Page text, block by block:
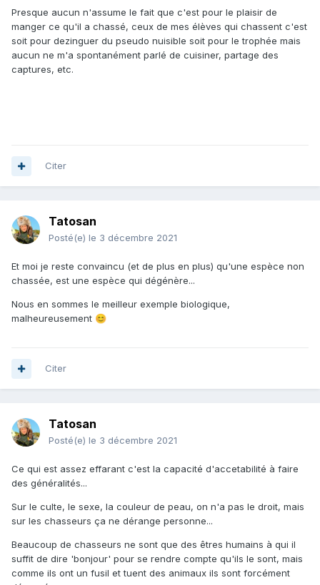
Presque aucun n'assume le fait que c'est pour le plaisir de
manger ce qu'il a chassé, ceux de mes élèves qui chassent c'est
soit pour dezinguer du pseudo nuisible soit pour le trophée mais
aucun ne m'a spontanément parlé de cuisiner, partage des
captures, etc.
Citer
Tatosan
Posté(e) le 3 décembre 2021
Et moi je reste convaincu (et de plus en plus) qu'une espèce non
chassée, est une espèce qui dégénère...
Nous en sommes le meilleur exemple biologique,
malheureusement 😊
Citer
Tatosan
Posté(e) le 3 décembre 2021
Ce qui est assez effarant c'est la capacité d'accetabilité à faire
des généralités...
Sur le culte, le sexe, la couleur de peau, on n'a pas le droit, mais
sur les chasseurs ça ne dérange personne...
Beaucoup de chasseurs ne sont que des êtres humains à qui il
suffit de dire 'bonjour' pour se rendre compte qu'ils le sont, mais
comme ils ont un fusil et tuent des animaux ils sont forcément